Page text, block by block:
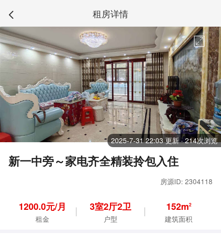
租房详情
新一中旁～家电齐全精装拎包入住
房源ID: 2304118
1200.0元/月
租金
3室2厅2卫
户型
152m2
建筑面积
2025-7-31 22:03 更新 · 214次浏览